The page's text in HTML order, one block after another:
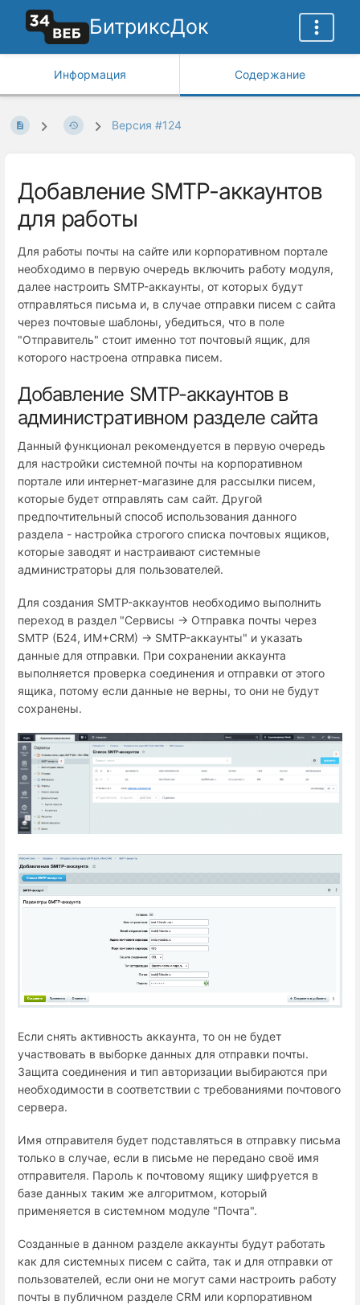
БитриксДок
Информация Содержание
Версия #124
Добавление SMTP-аккаунтов
для работы
Для работы почты на сайте или корпоративном портале
необходимо в первую очередь включить работу модуля,
далее настроить SMTP-аккаунты, от которых будут
отправляться письма и, в случае отправки писем с сайта
через почтовые шаблоны, убедиться, что в поле
"Отправитель" стоит именно тот почтовый ящик, для
которого настроена отправка писем.
Добавление SMTP-аккаунтов в
административном разделе сайта
Данный функционал рекомендуется в первую очередь
для настройки системной почты на корпоративном
портале или интернет-магазине для рассылки писем,
которые будет отправлять сам сайт. Другой
предпочтительный способ использования данного
раздела - настройка строгого списка почтовых ящиков,
которые заводят и настраивают системные
администраторы для пользователей.
Для создания SMTP-аккаунтов необходимо выполнить
переход в раздел "Сервисы → Отправка почты через
SMTP (Б24, ИМ+СRM) → SMTP-аккаунты" и указать
данные для отправки. При сохранении аккаунта
выполняется проверка соединения и отправки от этого
ящика, потому если данные не верны, то они не будут
сохранены.
Если снять активность аккаунта, то он не будет
участвовать в выборке данных для отправки почты.
Защита соединения и тип авторизации выбираются при
необходимости в соответствии с требованиями почтового
сервера.
Имя отправителя будет подставляться в отправку письма
только в случае, если в письме не передано своё имя
отправителя. Пароль к почтовому ящику шифруется в
базе данных таким же алгоритмом, который
применяется в системном модуле "Почта".
Созданные в данном разделе аккаунты будут работать
как для системных писем с сайта, так и для отправки от
пользователей, если они не могут сами настроить работу
почты в публичном разделе CRM или корпоративном